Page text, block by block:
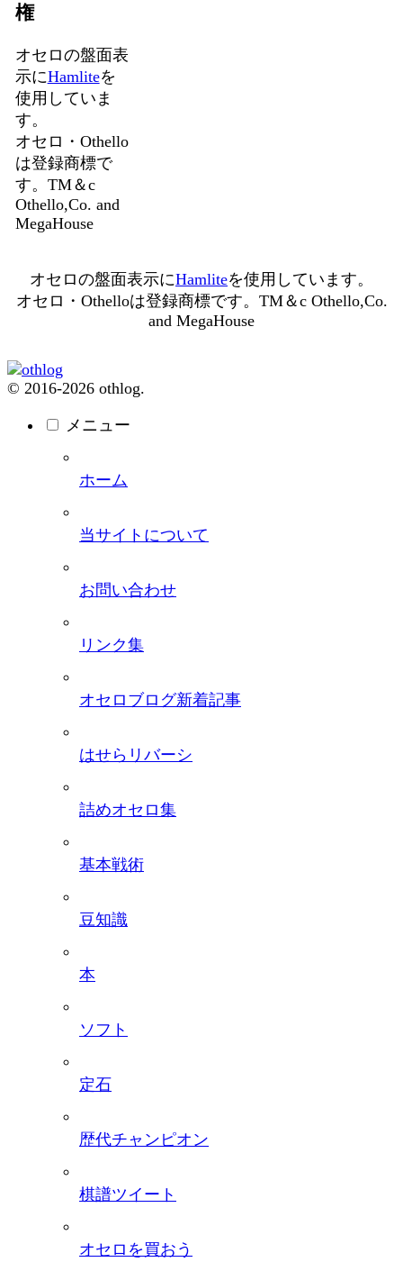
権
オセロの盤面表
示にHamliteを
使用していま
す。
オセロ・Othello
は登録商標で
す。TM＆c
Othello,Co. and
MegaHouse
オセロの盤面表示にHamliteを使用しています。
オセロ・Othelloは登録商標です。TM＆c Othello,Co.
and MegaHouse
© 2016-2026 othlog.
メニュー
ホーム
当サイトについて
お問い合わせ
リンク集
オセロブログ新着記事
はせらリバーシ
詰めオセロ集
基本戦術
豆知識
本
ソフト
定石
歴代チャンピオン
棋譜ツイート
オセロを買おう